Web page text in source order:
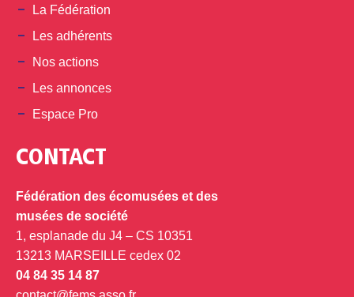
La Fédération
Les adhérents
Nos actions
Les annonces
Espace Pro
CONTACT
Fédération des écomusées et des
musées de société
1, esplanade du J4 – CS 10351
13213 MARSEILLE cedex 02
04 84 35 14 87